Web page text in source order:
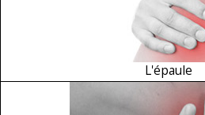
L'épaule